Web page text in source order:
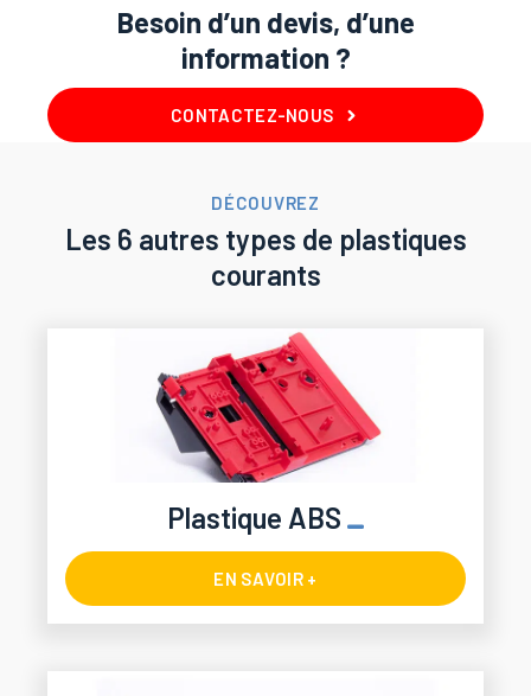
Besoin d’un devis, d’une
information ?
CONTACTEZ-NOUS
DÉCOUVREZ
Les 6 autres types de plastiques
courants
Plastique ABS
EN SAVOIR +